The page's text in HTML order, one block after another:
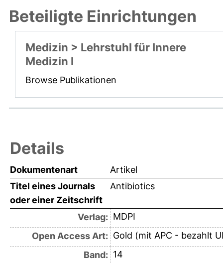
Beteiligte Einrichtungen
Medizin > Lehrstuhl für Innere
Medizin I
Browse Publikationen
Details
Dokumentenart
Artikel
Titel eines Journals
oder einer Zeitschrift
Antibiotics
Verlag: MDPI
Open Access Art: Gold (mit APC - bezahlt
Band: 14